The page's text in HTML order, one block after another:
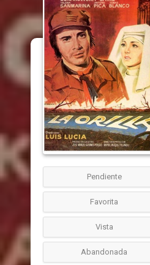
Pendiente
Favorita
Vista
Abandonada